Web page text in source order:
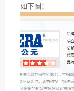
如下圖：